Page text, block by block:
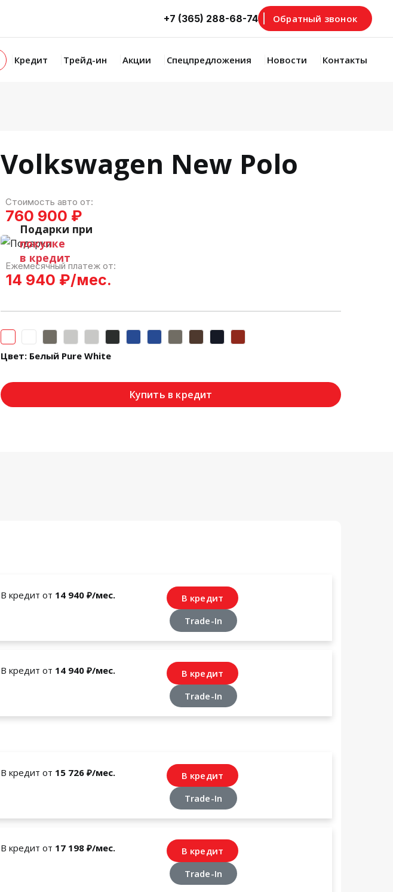
+7 (365) 288-68-74 Обратный звонок
Кредит Трейд-ин Акции Спецпредложения Новости Контакты
Volkswagen New Polo
Стоимость авто от:
760 900 ₽
Подарки при
покупке
в кредит
Ежемесячный платеж от:
14 940 ₽/мес.
Цвет: Белый Pure White
Купить в кредит
В кредит от 14 940 ₽/мес.
В кредит
Trade-In
В кредит от 14 940 ₽/мес.
В кредит
Trade-In
В кредит от 15 726 ₽/мес.
В кредит
Trade-In
В кредит от 17 198 ₽/мес.
В кредит
Trade-In